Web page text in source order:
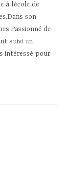
l’école de
son
de
suivi un
intéressé pour